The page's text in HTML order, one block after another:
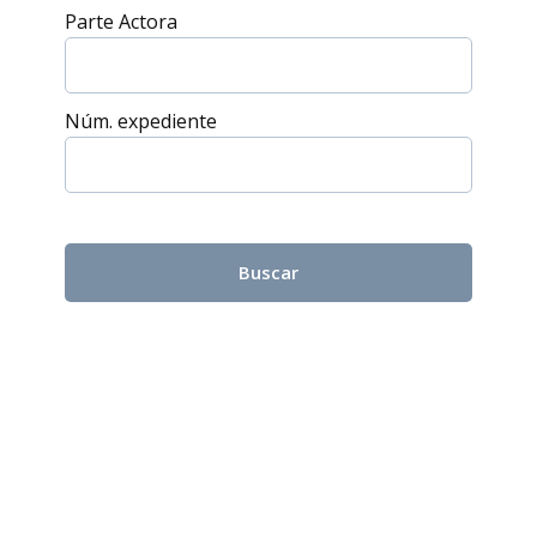
Parte Actora
Núm. expediente
Buscar